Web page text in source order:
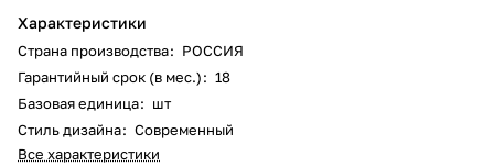
Характеристики
Страна производства: РОССИЯ
Гарантийный срок (в мес.): 18
Базовая единица: шт
Стиль дизайна: Современный
Все характеристики